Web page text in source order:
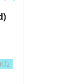
Kfz-